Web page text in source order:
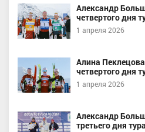
Александр
четвертого дня
1 апреля 2026
Алина
четвертого дня
1 апреля 2026
Александр
третьего дня